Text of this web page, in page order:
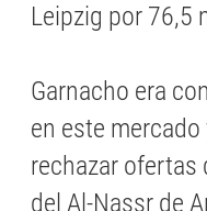
Leipzig por 76,5
Garnacho era
en este
rechazar ofertas
del Al-Nassr de